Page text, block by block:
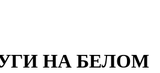
НА БЕЛОМ